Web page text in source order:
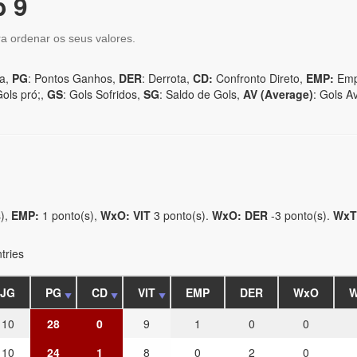
ordenar os seus valores.
PG: Pontos Ganhos, DER: Derrota, CD: Confronto Direto, EMP:
pró;, GS: Gols Sofridos, SG: Saldo de Gols, AV (Average): Gols
EMP: 1 ponto(s), WxO: VIT 3 ponto(s). WxO: DER -3 ponto(s).
JG PG CD VIT EMP DER WxO
10
28 0 9 1 0
0
10
24 1 8 0 2 0